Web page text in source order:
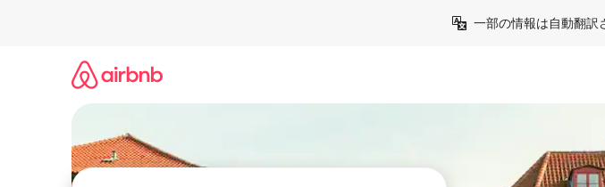
一部の情報は自動翻訳